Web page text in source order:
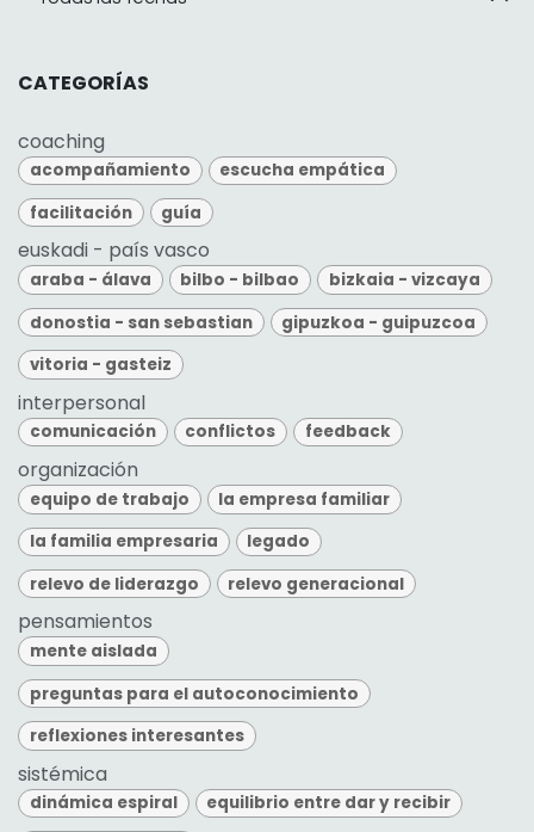
CATEGORÍAS
coaching
acompañamiento
escucha empática
facilitación
guía
euskadi - país vasco
araba - álava bilbo - bilbao
bizkaia - vizcaya
donostia - san sebastian
gipuzkoa - guipuzcoa
vitoria - gasteiz
interpersonal
comunicación conflictos feedback
organización
equipo de trabajo
la empresa familiar
la familia empresaria
legado
relevo de liderazgo
relevo generacional
pensamientos
mente aislada
preguntas para el autoconocimiento
reflexiones interesantes
sistémica
dinámica espiral
equilibrio entre dar y recibir